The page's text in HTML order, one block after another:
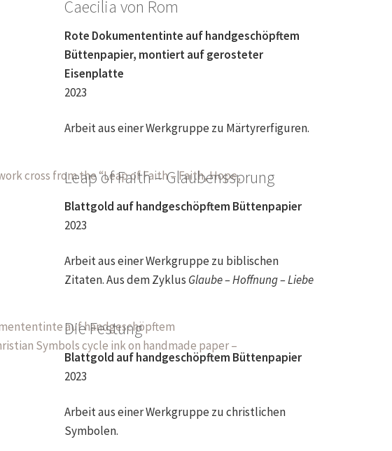
Caecilia von Rom
Rote Dokumententinte auf handgeschöpftem
Büttenpapier, montiert auf gerosteter
Eisenplatte
2023
Arbeit aus einer Werkgruppe zu Märtyrerfiguren.
Leap of Faith – Glaubenssprung
Blattgold auf handgeschöpftem Büttenpapier
2023
Arbeit aus einer Werkgruppe zu biblischen
Zitaten. Aus dem Zyklus Glaube – Hoffnung – Liebe
Die Festung
Blattgold auf handgeschöpftem Büttenpapier
2023
Arbeit aus einer Werkgruppe zu christlichen
Symbolen.